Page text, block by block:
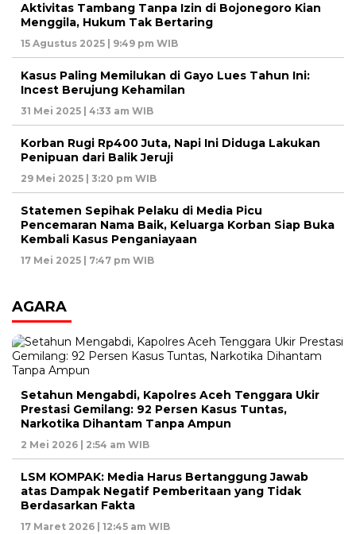
Aktivitas Tambang Tanpa Izin di Bojonegoro Kian
Menggila, Hukum Tak Bertaring
15 Agustus 2025 | 9:49 pm WIB
Kasus Paling Memilukan di Gayo Lues Tahun Ini:
Incest Berujung Kehamilan
31 Mei 2025 | 4:33 am WIB
Korban Rugi Rp400 Juta, Napi Ini Diduga Lakukan
Penipuan dari Balik Jeruji
29 Mei 2025 | 3:20 pm WIB
Statemen Sepihak Pelaku di Media Picu
Pencemaran Nama Baik, Keluarga Korban Siap Buka
Kembali Kasus Penganiayaan
17 Mei 2025 | 7:47 pm WIB
AGARA
Setahun Mengabdi, Kapolres Aceh Tenggara Ukir
Prestasi Gemilang: 92 Persen Kasus Tuntas,
Narkotika Dihantam Tanpa Ampun
2 Mei 2026 | 2:54 am WIB
LSM KOMPAK: Media Harus Bertanggung Jawab
atas Dampak Negatif Pemberitaan yang Tidak
Berdasarkan Fakta
17 Maret 2026 | 12:45 am WIB